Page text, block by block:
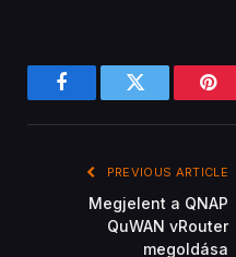
FacebookTwitter
PREVIOUS ARTICLE
Megjelent a QNAP
QuWAN vRouter
megoldása